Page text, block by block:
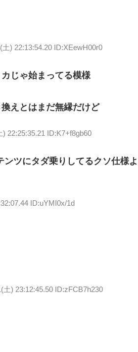
土) 22:13:54.20 ID:XEewH00r0
じゃ始まってる模様
えとはまだ無縁だけど
) 22:25:35.21 ID:K7+f8gb60
ツにタダ乗りしてるクソ仕様よ
ID:uYMI0x/1d
土) 23:12:45.50 ID:zFCB7h230